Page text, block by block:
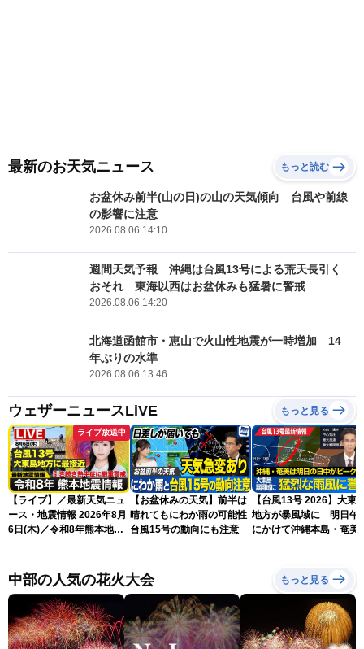
最新のお天気ニュース もっと読む
お盆休み前半(山の日)の山の天気傾向 台風や前線
の影響に注意
2026.08.06 14:10
週間天気予報 沖縄は台風13号による荒天長引く
おそれ 東海以西はお盆休みも猛暑に警戒
2026.08.06 14:20
北海道函館市・恵山で火山性地震が一時増加 14
年ぶりの水準
2026.08.06 13:46
ウェザーニュースLiVE もっと見る
ライブ放送中
【ライブ】／最新天気ニュ
ース・地震情報 2026年8月
6日(木)／令和8年熊本地震
ースLiVEアフタヌーン・青
原桃香／本田竜也〉
【お盆休みの天気】前半は
晴れてもにわか雨の可能性
台風15号の動向にも注意
【台風13号 2026】大東
地方が暴風域に 明日午
にかけて沖縄本島・奄美
中部の人気の花火大会 もっと見る